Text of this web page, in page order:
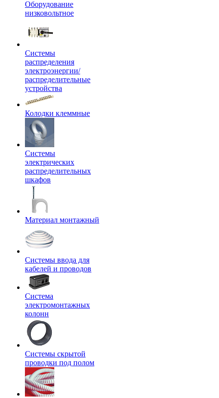
Оборудование
низковольтное
Системы
распределения
электроэнергии/
распределительные
устройства
Колодки клеммные
Системы
электрических
распределительных
шкафов
Материал монтажный
Системы ввода для
кабелей и проводов
Система
электромонтажных
колонн
Системы скрытой
проводки под полом